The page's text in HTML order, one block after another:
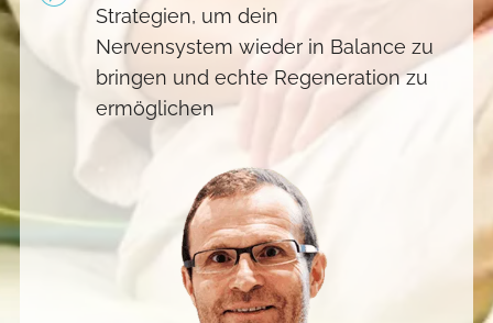
Strategien, um dein
Nervensystem wieder in Balance zu
bringen und echte Regeneration zu
ermöglichen